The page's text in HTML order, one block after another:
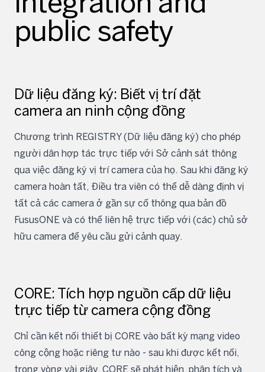
public safety
Dữ liệu đăng ký: Biết vị trí đặt
camera an ninh cộng đồng
Chương trình REGISTRY (Dữ liệu đăng ký) cho phép
người dân hợp tác trực tiếp với Sở cảnh sát thông
qua việc đăng ký vị trí camera của họ. Sau khi đăng ký
camera hoàn tất, Điều tra viên có thể dễ dàng định vị
tất cả các camera ở gần sự cố thông qua bản đồ
FususONE và có thể liên hệ trực tiếp với (các) chủ sở
hữu camera để yêu cầu gửi cảnh quay.
CORE: Tích hợp nguồn cấp dữ liệu
trực tiếp từ camera cộng đồng
Chỉ cần kết nối thiết bị CORE vào bất kỳ mạng video
công cộng hoặc riêng tư nào - sau khi được kết nối,
trong vòng vài giây, CORE sẽ phát hiện, phân tích và